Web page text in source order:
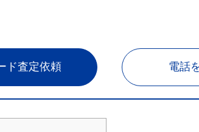
ド査定依頼 電話